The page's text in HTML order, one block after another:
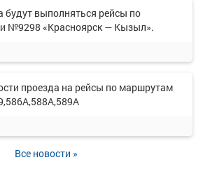
будут выполняться рейсы по
№9298 «Красноярск — Кызыл».
проезда на рейсы по маршрутам
Все новости »